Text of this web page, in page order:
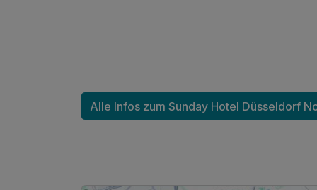
Zusatznächte
Alle Infos zum Sunday Hotel Düsseldorf